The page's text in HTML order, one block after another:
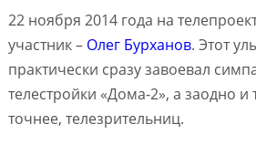
22 ноября 2014 года на
участник – Олег Бурханов. Этот
практически сразу завоевал
телестройки «Дома-2», а заодно и
точнее, телезрительниц.